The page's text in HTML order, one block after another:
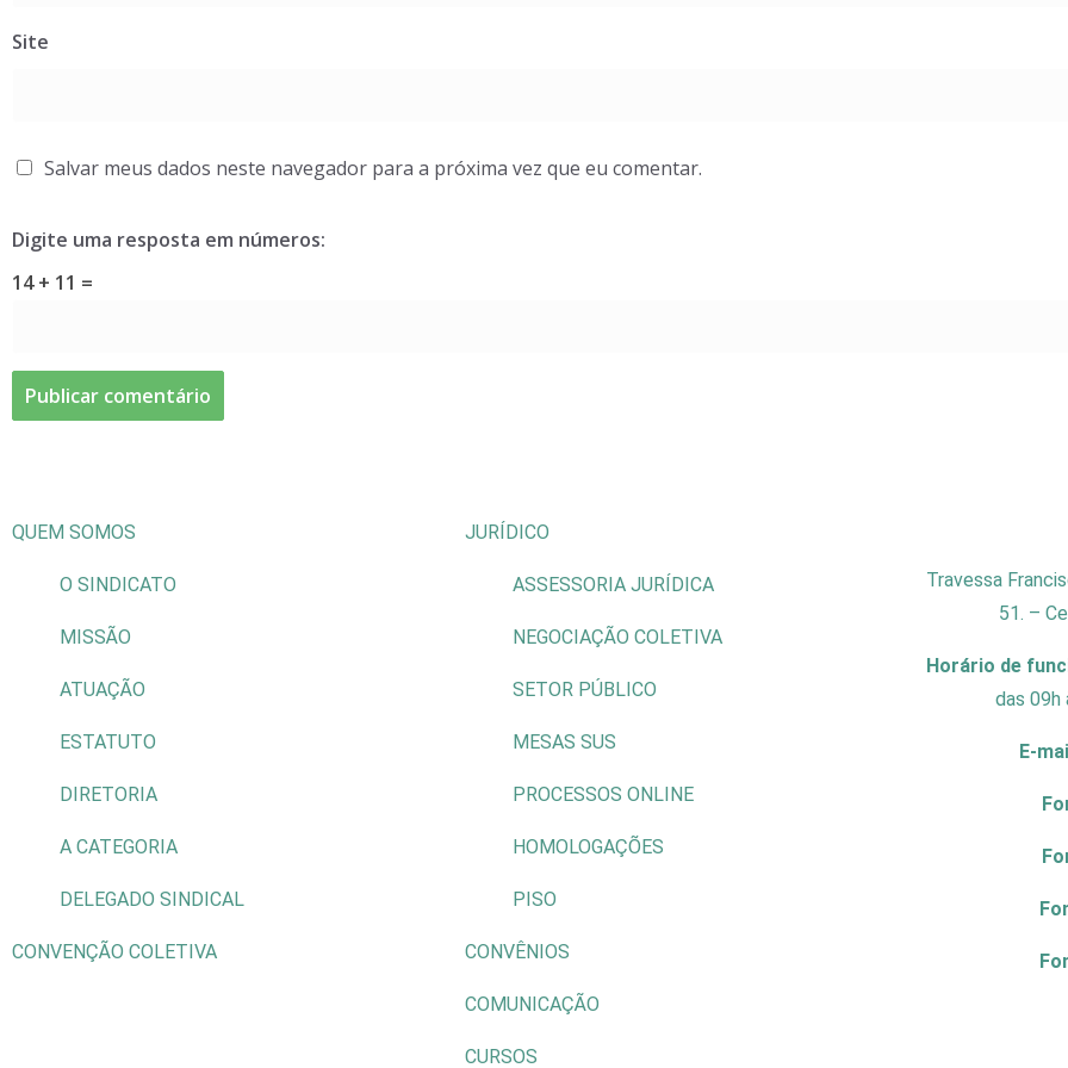
Site
Salvar meus dados neste navegador para a próxima vez que eu comentar.
Digite uma resposta em números:
14 + 11 =
QUEM SOMOS
O SINDICATO
MISSÃO
ATUAÇÃO
ESTATUTO
DIRETORIA
A CATEGORIA
DELEGADO SINDICAL
CONVENÇÃO COLETIVA
JURÍDICO
ASSESSORIA JURÍDICA
NEGOCIAÇÃO COLETIVA
SETOR PÚBLICO
MESAS SUS
PROCESSOS ONLINE
HOMOLOGAÇÕES
PISO
CONVÊNIOS
COMUNICAÇÃO
CURSOS
Travessa
51. –
Horário de
das 09h
E-